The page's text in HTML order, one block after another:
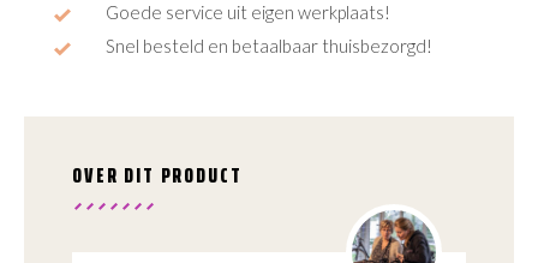
Goede service uit eigen werkplaats!
Snel besteld en betaalbaar thuisbezorgd!
OVER DIT PRODUCT